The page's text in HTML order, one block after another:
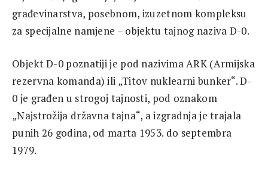
građevinarstva, posebnom, izuzetnom kompleksu
za specijalne namjene – objektu tajnog naziva D-0.
Objekt D-0 poznatiji je pod nazivima ARK (Armijska
rezervna komanda) ili „Titov nuklearni bunker“. D-
0 je građen u strogoj tajnosti, pod oznakom
„Najstrožija državna tajna“, a izgradnja je trajala
punih 26 godina, od marta 1953. do septembra
1979.